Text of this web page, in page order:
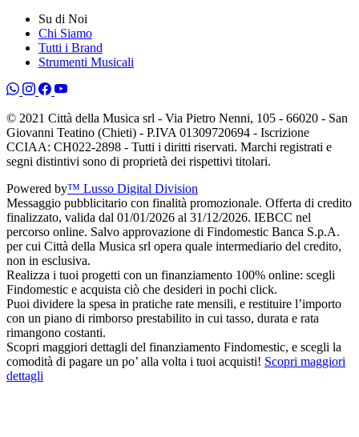
Su di Noi
Chi Siamo
Tutti i Brand
Strumenti Musicali
© 2021 Città della Musica srl - Via Pietro Nenni, 105 - 66020 - San
Giovanni Teatino (Chieti) - P.IVA 01309720694 - Iscrizione
CCIAA: CH022-2898 - Tutti i diritti riservati. Marchi registrati e
segni distintivi sono di proprietà dei rispettivi titolari.
Powered by™ Lusso Digital Division
Messaggio pubblicitario con finalità promozionale. Offerta di credito
finalizzato, valida dal 01/01/2026 al 31/12/2026. IEBCC nel
percorso online. Salvo approvazione di Findomestic Banca S.p.A.
per cui Città della Musica srl opera quale intermediario del credito,
non in esclusiva.
Realizza i tuoi progetti con un finanziamento 100% online: scegli
Findomestic e acquista ciò che desideri in pochi click.
Puoi dividere la spesa in pratiche rate mensili, e restituire l’importo
con un piano di rimborso prestabilito in cui tasso, durata e rata
rimangono costanti.
Scopri maggiori dettagli del finanziamento Findomestic, e scegli la
comodità di pagare un po’ alla volta i tuoi acquisti! Scopri maggiori
dettagli